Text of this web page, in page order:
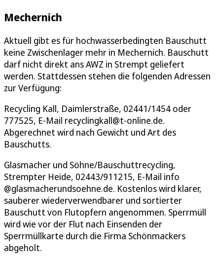
Mechernich
Aktuell gibt es für hochwasserbedingten Bauschutt
keine Zwischenlager mehr in Mechernich. Bauschutt
darf nicht direkt ans AWZ in Strempt geliefert
werden. Stattdessen stehen die folgenden Adressen
zur Verfügung:
Recycling Kall, Daimlerstraße, 02441/1454 oder
777525, E-Mail recyclingkall@t-online.de.
Abgerechnet wird nach Gewicht und Art des
Bauschutts.
Glasmacher und Söhne/Bauschuttrecycling,
Strempter Heide, 02443/911215, E-Mail info
@glasmacherundsoehne.de. Kostenlos wird klarer,
sauberer wiederverwendbarer und sortierter
Bauschutt von Flutopfern angenommen. Sperrmüll
wird wie vor der Flut nach Einsenden der
Sperrmüllkarte durch die Firma Schönmackers
abgeholt.